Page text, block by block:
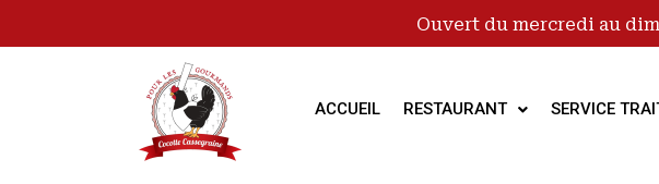
Ouvert du mercredi au
ACCUEIL RESTAURANT SERVICE